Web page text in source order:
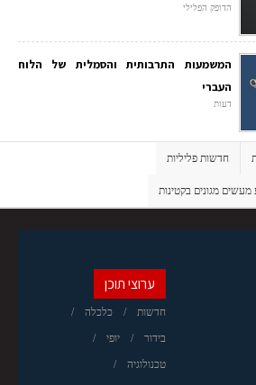
הדופק הפלילי
המשמעות התרבותית והסמלית של הלוח
העברי
דעות
חדשות פליליות
מעשים מגונים בקטינות
ערוצי תוכן
חדשות כלכלה
בידור יופי
טכנולוגיה